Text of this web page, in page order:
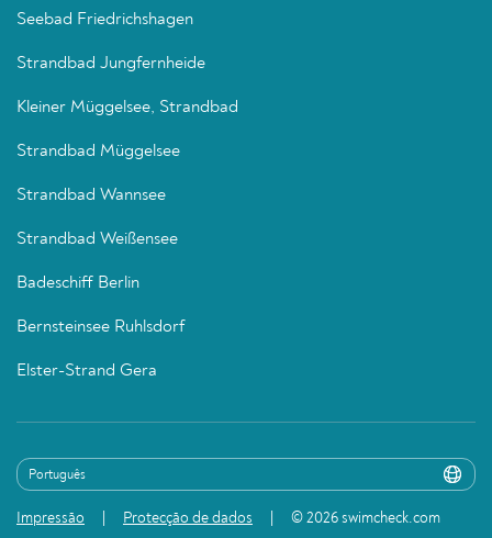
Seebad Friedrichshagen
Strandbad Jungfernheide
Kleiner Müggelsee, Strandbad
Strandbad Müggelsee
Strandbad Wannsee
Strandbad Weißensee
Badeschiff Berlin
Bernsteinsee Ruhlsdorf
Elster-Strand Gera
Impressão Protecção de dados © 2026 swimcheck.com